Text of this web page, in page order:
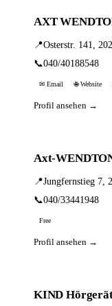
AXT
📍Osterstr. 141,
📞040/40188548
✉ Email 🌐 Website
Profil ansehen →
Axt-
📍Jungfernstieg 7,
📞040/33441948
Free
Profil ansehen →
KIND